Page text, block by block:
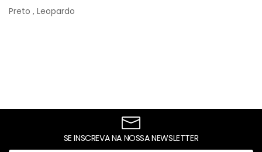
Preto , Leopardo
SE INSCREVA NA NOSSA NEWSLETTER